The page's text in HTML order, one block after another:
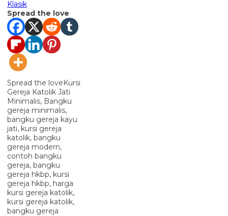
Klasik
Spread the love
Spread the loveKursi
Gereja Katolik Jati
Minimalis, Bangku
gereja minimalis,
bangku gereja kayu
jati, kursi gereja
katolik, bangku
gereja modern,
contoh bangku
gereja, bangku
gereja hkbp, kursi
gereja hkbp, harga
kursi gereja katolik,
kursi gereja katolik,
bangku gereja